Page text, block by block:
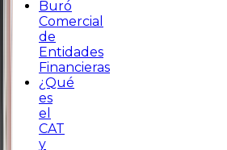
Buró
Comercial
de
Entidades
Financieras
¿Qué
es
el
CAT
y